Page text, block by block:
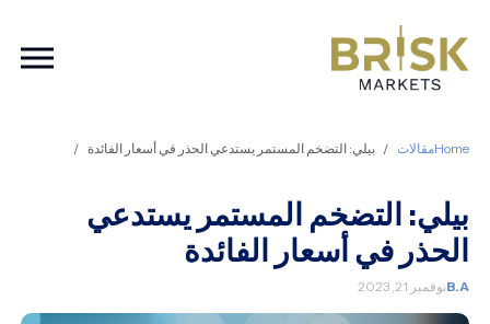
Homeمقالات بيلي: التضخم المستمر يستدعي الحذر في أسعار الفائدة
بيلي: التضخم المستمر يستدعي
الحذر في أسعار الفائدة
B.Aنوفمبر 21, 2023